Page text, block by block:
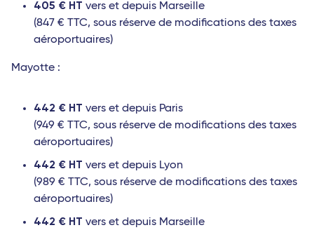
405 € HT vers et depuis Marseille
(847 € TTC, sous réserve de modifications des taxes
aéroportuaires)
Mayotte :
442 € HT vers et depuis Paris
(949 € TTC, sous réserve de modifications des taxes
aéroportuaires)
442 € HT vers et depuis Lyon
(989 € TTC, sous réserve de modifications des taxes
aéroportuaires)
442 € HT vers et depuis Marseille